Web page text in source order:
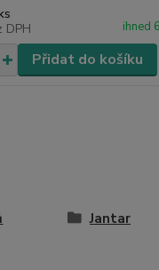
DPH ihned
Přidat do košíku
Jantar